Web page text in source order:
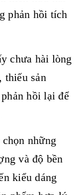
phản hồi tích
chưa hài lòng
thiếu sản
hồi lại để
những
và độ bền
kiểu dáng